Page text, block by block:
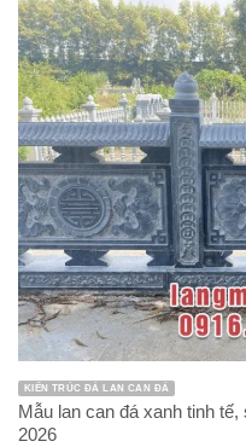
KIẾN TRÚC ĐÁ LAN CAN ĐÁ
Mẫu lan can đá xanh tinh
2026